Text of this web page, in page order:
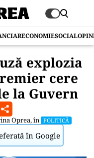
ECONOMIESOCIAL
explozia
cere
la Guvern
Oprea, în POLITICĂ
în Google